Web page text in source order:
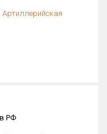
Артиллерийская
РФ